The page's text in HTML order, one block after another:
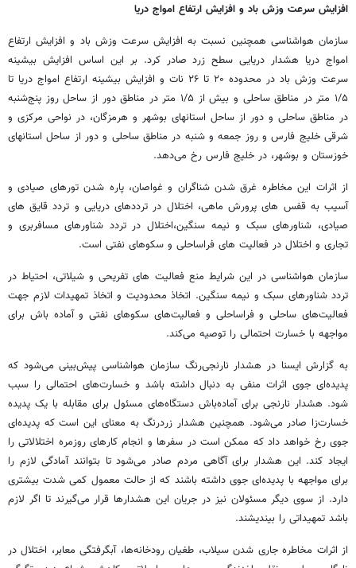
افزایش سرعت وزش باد و افزایش ارتفاع امواج دریا
سازمان هواشناسی همچنین نسبت به افزایش سرعت وزش باد و افزایش ارتفاع
امواج دریا هشدار دریایی سطح زرد صادر کرد. بر این اساس افزایش بیشینه
سرعت وزش باد در محدوده ۲۰ تا ۲۶ نات و افزایش بیشینه ارتفاع امواج دریا تا
۱/۵ متر در مناطق ساحلی و بیش از ۱/۵ متر در مناطق دور از ساحل روز پنج‌شنبه
در مناطق ساحلی و دور از ساحل استانهای بوشهر و هرمزگان، در نواحی مرکزی و
شرقی خلیج فارس و روز جمعه و شنبه در مناطق ساحلی و دور از ساحل استانهای
خوزستان و بوشهر، در خلیج فارس رخ می‌دهد.
از اثرات این مخاطره غرق شدن شناگران و غواصان، پاره شدن تورهای صیادی و
آسیب به قفس های پرورش ماهی، اختلال در ترددهای دریایی و تردد قایق های
صیادی، شناورهای سبک و نیمه سنگین،اختلال در تردد شناورهای مسافربری و
تجاری و اختلال در فعالیت های فراساحلی و سکوهای نفتی است.
سازمان هواشناسی در این شرایط منع فعالیت های تفریحی و شیلاتی، احتیاط در
تردد شناورهای سبک و نیمه سنگین. اتخاذ محدودیت و اتخاذ تمهیدات لازم جهت
فعالیت‌های ساحلی و فراساحلی و فعالیت‌های سکوهای نفتی و آماده باش برای
مواجهه با خسارت احتمالی را توصیه می‌کند.
به گزارش ایسنا در هشدار نارنجی‌رنگ سازمان هواشناسی پیش‌بینی می‌شود که
پدیده‌ای جوی اثرات منفی به دنبال داشته باشد و خسارت‌های احتمالی را سبب
شود. هشدار نارنجی برای آماده‌باش دستگاه‌های مسئول برای مقابله با یک پدیده
خسارت‌زا صادر می‌شود. همچنین هشدار زردرنگ به معنای این است که پدیده‌ای
جوی رخ خواهد داد که ممکن است در سفرها و انجام کارهای روزمره اختلالاتی را
ایجاد کند. این هشدار برای آگاهی مردم صادر می‌شود تا بتوانند آمادگی لازم را
برای مواجهه با پدیده‌ای جوی داشته باشند که از حالت معمول کمی شدت بیشتری
دارد. از سوی دیگر مسئولان نیز در جریان این هشدارها قرار می‌گیرند تا اگر لازم
باشد تمهیداتی را بیندیشند.
از اثرات مخاطره جاری شدن سیلاب، طغیان رودخانه‌ها، آبگرفتگی معابر، اختلال در